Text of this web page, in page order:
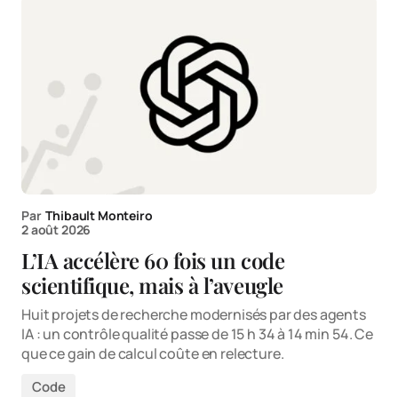
Par Thibault Monteiro
2 août 2026
L’IA accélère 60 fois un code
scientifique, mais à l’aveugle
Huit projets de recherche modernisés par des agents
IA : un contrôle qualité passe de 15 h 34 à 14 min 54. Ce
que ce gain de calcul coûte en relecture.
Code